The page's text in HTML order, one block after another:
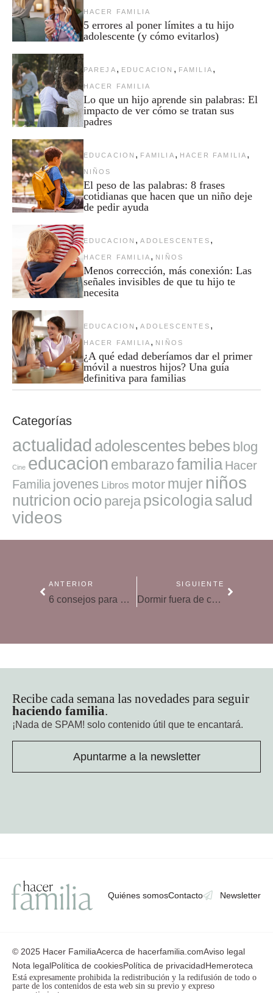
HACER FAMILIA
5 errores al poner límites a tu hijo
adolescente (y cómo evitarlos)
PAREJA , EDUCACION , FAMILIA ,
HACER FAMILIA
Lo que un hijo aprende sin palabras: El
impacto de ver cómo se tratan sus
padres
EDUCACION , FAMILIA , HACER FAMILIA ,
NIÑOS
El peso de las palabras: 8 frases
cotidianas que hacen que un niño deje
de pedir ayuda
EDUCACION , ADOLESCENTES ,
HACER FAMILIA , NIÑOS
Menos corrección, más conexión: Las
señales invisibles de que tu hijo te
necesita
EDUCACION , ADOLESCENTES ,
HACER FAMILIA , NIÑOS
¿A qué edad deberíamos dar el primer
móvil a nuestros hijos? Una guía
definitiva para familias
Categorías
actualidad adolescentes bebes blog
Cine educacion embarazofamilia Hacer
Familia jovenes Libros motor mujer niños
nutricion ocio pareja psicologia salud
videos
ANTERIOR
6 consejos para mejorar la comunicación con tus hijos
SIGUIENTE
Dormir fuera de casa por primera vez, consejos para decidirse
Recibe cada semana las novedades para seguir
haciendo familia
¡Nada de SPAM! solo contenido útil que te encantará.
Apuntarme a la newsletter
Quiénes somosContacto Newsletter
© 2025 Hacer FamiliaAcerca de hacerfamilia.comAviso legal
Nota legalPolítica de cookiesPolítica de privacidadHemeroteca
Está expresamente prohibida la redistribución y la redifusión de todo o
parte de los contenidos de esta web sin su previo y expreso